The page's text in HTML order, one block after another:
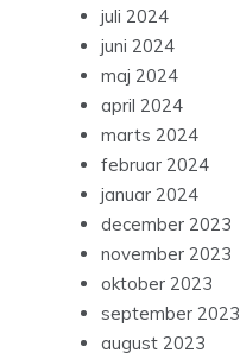
juli 2024
juni 2024
maj 2024
april 2024
marts 2024
februar 2024
januar 2024
december 2023
november 2023
oktober 2023
september 2023
august 2023